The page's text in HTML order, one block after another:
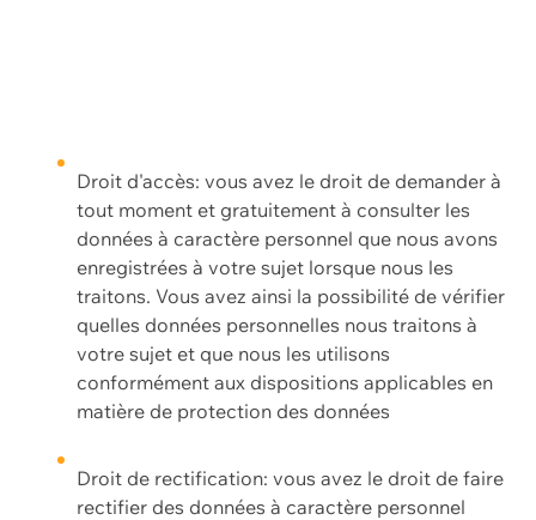
Droit d'accès: vous avez le droit de demander à
tout moment et gratuitement à consulter les
données à caractère personnel que nous avons
enregistrées à votre sujet lorsque nous les
traitons. Vous avez ainsi la possibilité de vérifier
quelles données personnelles nous traitons à
votre sujet et que nous les utilisons
conformément aux dispositions applicables en
matière de protection des données
Droit de rectification: vous avez le droit de faire
rectifier des données à caractère personnel